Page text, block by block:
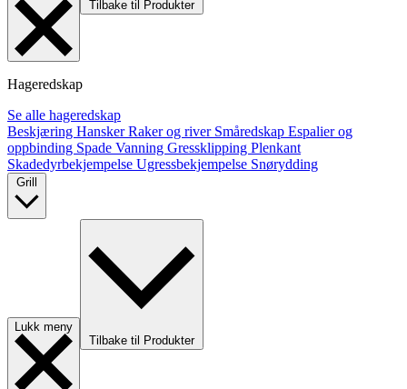
Tilbake til Produkter
Hageredskap
Se alle hageredskap
Beskjæring HanskerRaker og river Småredskap Espalier og
oppbinding Spade Vanning Gressklipping Plenkant
Skadedyrbekjempelse Ugressbekjempelse Snørydding
Lukk meny
Tilbake til Produkter